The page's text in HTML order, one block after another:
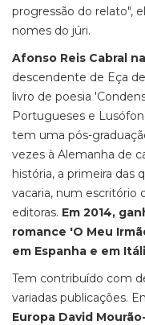
progressão do relato",
nomes do júri.
Afonso Reis Cabral
descendente de Eça
livro de poesia
Portugueses e
tem uma pós-
vezes à Alemanha de
história, a primeira das
vacaria, num escritório
editoras. Em 2014,
romance 'O Meu
em Espanha e em
Tem contribuído com
variadas publicações.
Europa David